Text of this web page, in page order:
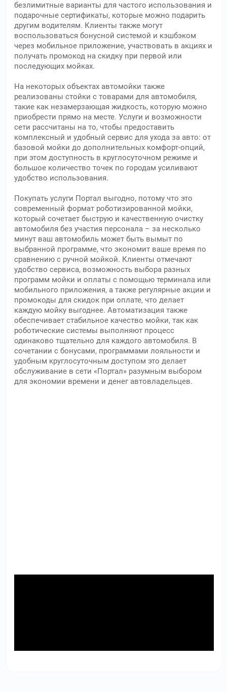
безлимитные варианты для частого использования и
подарочные сертификаты, которые можно подарить
другим водителям. Клиенты также могут
воспользоваться бонусной системой и кэшбэком
через мобильное приложение, участвовать в акциях и
получать промокод на скидку при первой или
последующих мойках.
На некоторых объектах автомойки также
реализованы стойки с товарами для автомобиля,
такие как незамерзающая жидкость, которую можно
приобрести прямо на месте. Услуги и возможности
сети рассчитаны на то, чтобы предоставить
комплексный и удобный сервис для ухода за авто: от
базовой мойки до дополнительных комфорт-опций,
при этом доступность в круглосуточном режиме и
большое количество точек по городам усиливают
удобство использования.
Покупать услуги Портал выгодно, потому что это
современный формат роботизированной мойки,
который сочетает быструю и качественную очистку
автомобиля без участия персонала – за несколько
минут ваш автомобиль может быть вымыт по
выбранной программе, что экономит ваше время по
сравнению с ручной мойкой. Клиенты отмечают
удобство сервиса, возможность выбора разных
программ мойки и оплаты с помощью терминала или
мобильного приложения, а также регулярные акции и
промокоды для скидок при оплате, что делает
каждую мойку выгоднее. Автоматизация также
обеспечивает стабильное качество мойки, так как
роботические системы выполняют процесс
одинаково тщательно для каждого автомобиля. В
сочетании с бонусами, программами лояльности и
удобным круглосуточным доступом это делает
обслуживание в сети «Портал» разумным выбором
для экономии времени и денег автовладельцев.